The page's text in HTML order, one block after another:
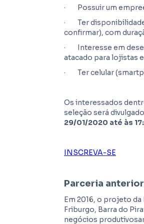
· Possuir um
· Ter disponibilidade
confirmar), com
· Interesse em
atacado para lojistas
· Ter celular
Os interessados
seleção será
29/01/2020 até às
INSCREVA-SE
Parceria
Em 2016, o projeto
Friburgo, Barra do
negócios